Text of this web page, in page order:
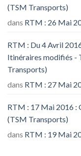
(TSM Transports)
dans RTM : 26 Mai
RTM : Du 4 Avril
Itinéraires modifiés -
Transports)
dans RTM : 27 Mai
RTM : 17 Mai 2016 :
(TSM Transports)
dans RTM : 19 Mai